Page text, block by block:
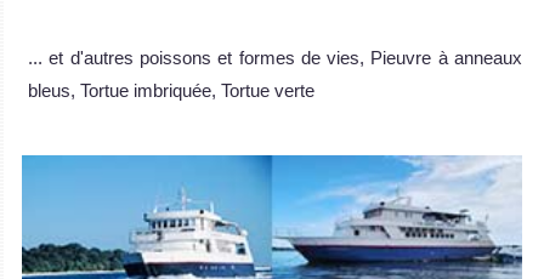
... et d'autres poissons et formes de vies, Pieuvre à anneaux
bleus, Tortue imbriquée, Tortue verte